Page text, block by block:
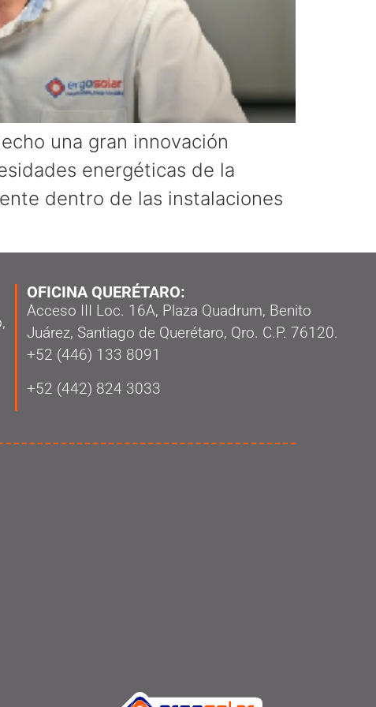
una gran innovación
energéticas de la
dentro de las instalaciones
OFICINA QUERÉTARO:
Acceso III Loc. 16A, Plaza Quadrum, Benito
Juárez, Santiago de Querétaro, Qro. C.P. 76120.
‭+52 (446) 133 8091‬
+52 (442) 824 3033